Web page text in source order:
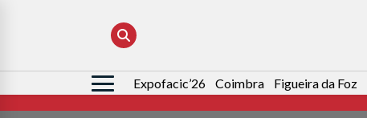
Pesquisar
por:
Expofacic’26 Coimbra Figueira da Foz